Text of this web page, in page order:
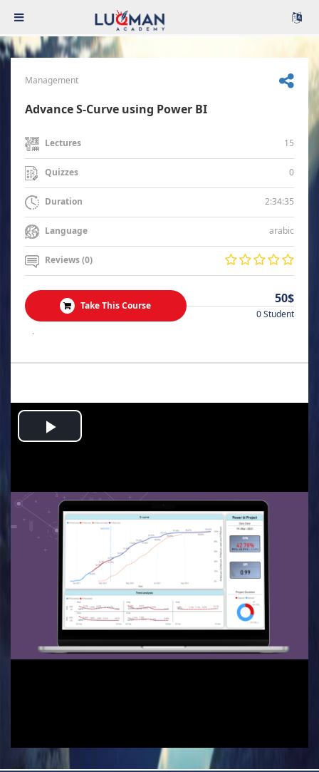
Management
Advance S-Curve using Power BI
Lectures 15
Quizzes 0
Duration 2:34:35
Language arabic
Reviews (0)
Take This Course 50$
0 Student
.
Play